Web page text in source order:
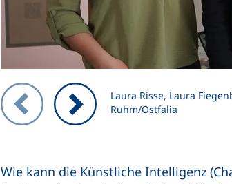
Laura Risse, Laura
Ruhm/Ostfalia
Zeigt Folie 1 von 2
Wie kann die Künstliche Intelligenz